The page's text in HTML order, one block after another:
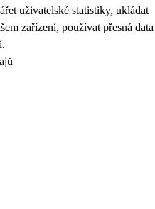
uživatelské statistiky, ukládat
zařízení, používat přesná data